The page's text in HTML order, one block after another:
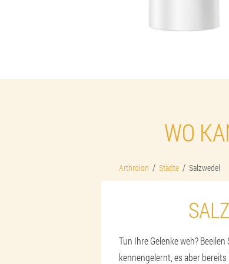
WO
Arthrolon Städte Salzwedel
Tun Ihre Gelenke weh?
kennengelernt, es aber